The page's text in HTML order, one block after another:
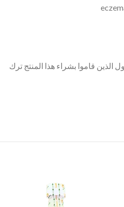
قاموا بشراء هذا المنتج ترك